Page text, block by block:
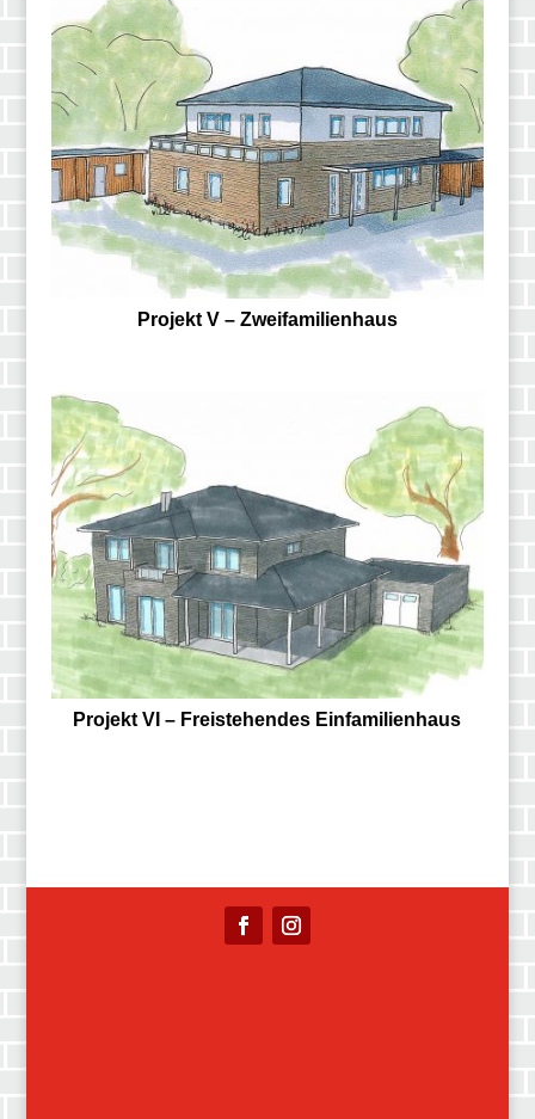
Projekt V – Zweifamilienhaus
Projekt VI – Freistehendes Einfamilienhaus